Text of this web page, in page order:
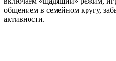
общением в семейном кругу,
активности.